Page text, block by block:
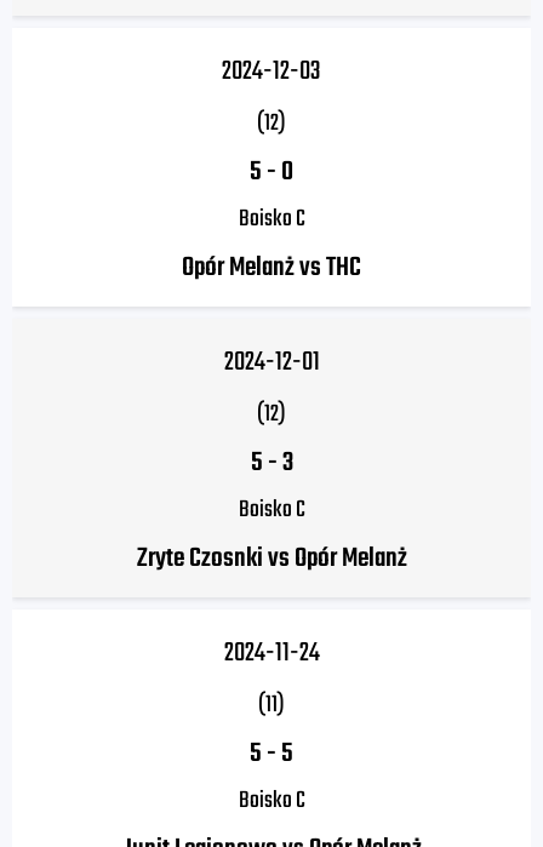
2024-12-03
(12)
5-0
Boisko C
Opór Melanż vs THC
2024-12-01
(12)
5-3
Boisko C
Zryte Czosnki vs Opór Melanż
2024-11-24
(11)
5-5
Boisko C